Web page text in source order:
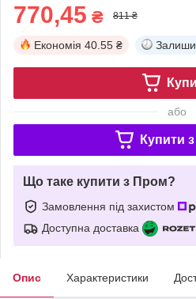
770,45 ₴ 811 ₴
Економія 40.55 ₴
або
Купити з
Що таке купити з Пром?
Замовлення під захистом
Доступна доставка
Опис Характеристики